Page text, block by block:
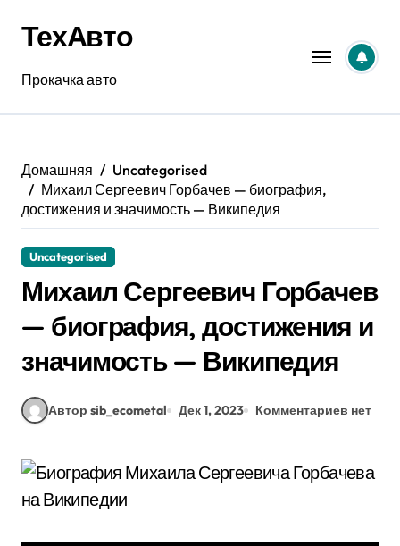
содержанию
ТехАвто
Прокачка авто
Домашняя
Uncategorised
Михаил Сергеевич Горбачев — биография,
достижения и значимость — Википедия
Uncategorised
Михаил Сергеевич Горбачев
— биография, достижения и
значимость — Википедия
Автор sib_ecometal Дек 1, 2023 Комментариев нет